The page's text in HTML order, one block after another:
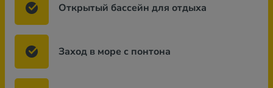
Открытый бассейн для отдыха
Заход в море с понтона